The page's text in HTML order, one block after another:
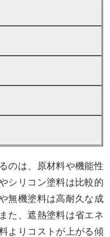
のは、原材料や機能性
シリコン塗料は比較的
無機塗料は高耐久な成
た、遮熱塗料は省エネ
よりコストが上がる傾